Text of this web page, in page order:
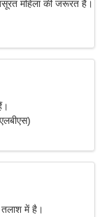
महिला की जरूरत है।
तलाश में है।